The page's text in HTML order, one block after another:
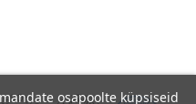
osapoolte küpsiseid